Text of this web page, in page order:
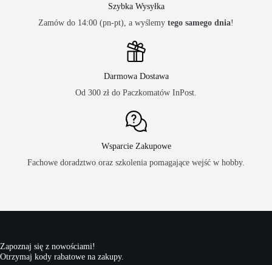
Szybka Wysyłka
Zamów do 14:00 (pn-pt), a wyślemy tego samego dnia!
Darmowa Dostawa
Od 300 zł do Paczkomatów InPost.
Wsparcie Zakupowe
Fachowe doradztwo oraz szkolenia pomagające wejść w hobby.
Zapoznaj się z nowościami!
Otrzymaj kody rabatowe na zakupy.